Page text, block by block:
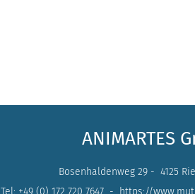
ANIMARTES
Bosenhaldenweg 29 - 4125
Tel: +49 (0) 172 720 7647 -
https://